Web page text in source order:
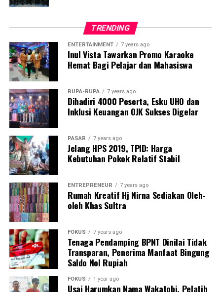
memproses warga jika tetap membuka lahan,”
Padahal, warga Desa Tatangga dan Desa Lanowulu
mengklaim telah mengajukan proposal resmi sejak 22
Desember 2025 namun tidak mendapatkan tanggapan.
“Jangan sampai hukum hanya tajam ke bawah, tapi
tumpul ke atas,” tegas Kamarudin.
Masyarakat mendesak aparat penegak hukum
melakukan penyelidikan menyeluruh, termasuk
memeriksa Kepala Balai TN Rawa Aopa Watumohai,
Yarman, serta Kepala Seksi SPTN II, Aris. Keduanya
dinilai perlu diperiksa untuk mengungkap dugaan
kejahatan atau potensi keterlibatan dalam masifnya
aktivitas ilegal tersebut.
Rangkaian aktivitas perusakan hutan ini dinilai
melanggar Undang-Undang Nomor 18 Tahun 2013
tentang Pencegahan dan Pemberantasan Perusakan
Hutan, dengan ancaman pidana hingga 15 tahun
penjara dan denda maksimal Rp100 miliar.
Menanggapi tudingan tersebut, Kepala Seksi SPTN II
TRENDING
ENTERTAINMENT 7 years ago
Inul Vista Tawarkan Promo Karaoke
Hemat Bagi Pelajar dan Mahasiswa
RUPA-RUPA 7 years ago
Dihadiri 4000 Peserta, Esku UHO dan
Inklusi Keuangan OJK Sukses Digelar
PASAR 7 years ago
Jelang HPS 2019, TPID: Harga
Kebutuhan Pokok Relatif Stabil
ENTREPRENEUR 7 years ago
Rumah Kreatif Hj Nirna Sediakan Oleh-
oleh Khas Sultra
FOKUS 7 years ago
Tenaga Pendamping BPNT Dinilai Tidak
Transparan, Penerima Manfaat Bingung
Saldo Nol Rupiah
FOKUS 1 year ago
Usai Harumkan Nama Wakatobi, Pelatih